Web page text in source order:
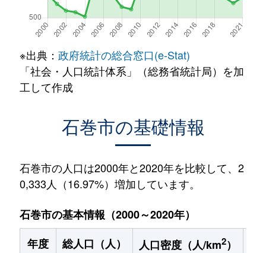
※出典： 政府統計の総合窓口(e-Stat)
「社会・人口統計体系」（総務省統計局）を加
工して作成
石巻市の基礎情報
石巻市の人口は2000年と2020年を比較して、2
0,333人（16.97%）増加しています。
石巻市の基本情報（2000～2020年）
年度
総人口（人） 人口密度（人/km2）